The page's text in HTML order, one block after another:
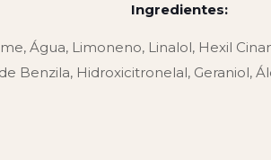
Ingredientes:
Água, Limoneno, Linalol, Hexil
Benzila, Hidroxicitronelal, Geraniol,